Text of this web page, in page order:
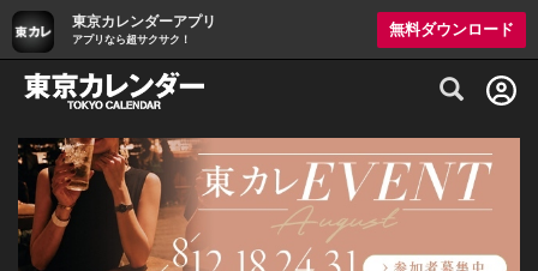
東京カレンダーアプリ
アプリなら超サクサク！
無料ダウンロード
グルメ情報・プレミアムレストラン予約